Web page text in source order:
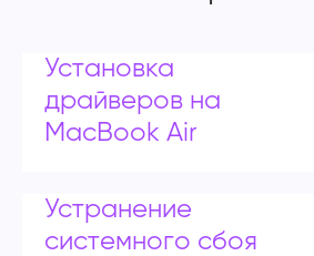
Установка
драйверов на
MacBook Air
Устранение
системного сбоя